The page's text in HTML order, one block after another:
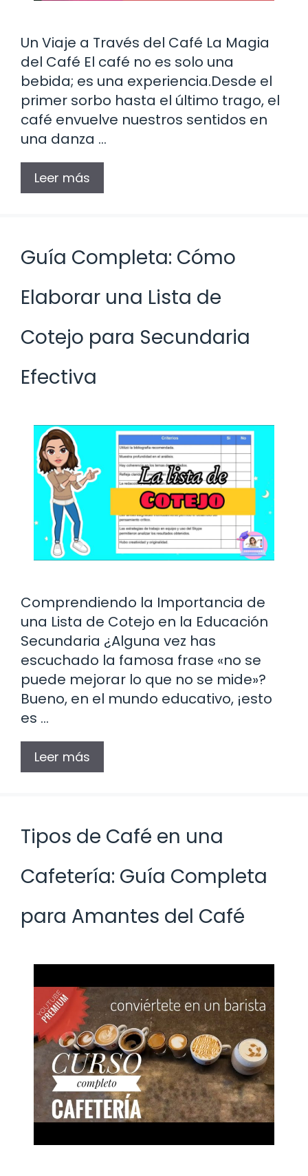
Un Viaje a Través del Café La Magia
del Café El café no es solo una
bebida; es una experiencia.Desde el
primer sorbo hasta el último trago, el
café envuelve nuestros sentidos en
una danza …
Leer más
Guía Completa: Cómo
Elaborar una Lista de
Cotejo para Secundaria
Efectiva
Comprendiendo la Importancia de
una Lista de Cotejo en la Educación
Secundaria ¿Alguna vez has
escuchado la famosa frase «no se
puede mejorar lo que no se mide»?
Bueno, en el mundo educativo, ¡esto
es …
Leer más
Tipos de Café en una
Cafetería: Guía Completa
para Amantes del Café